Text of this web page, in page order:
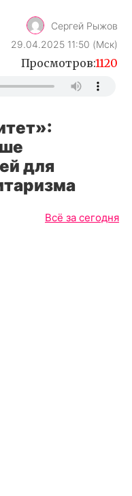
Сергей Рыжов
29.04.2025 11:50 (Мск)
Просмотров:1120
для
Всё за сегодня